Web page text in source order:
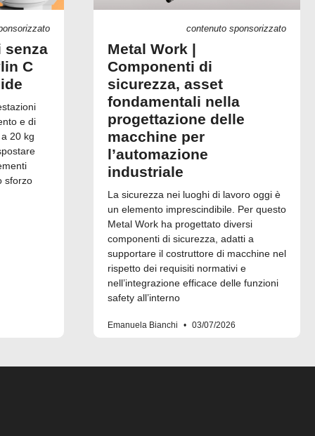
senza
C
e di
20 kg
sforzo
contenuto sponsorizzato
Metal Work |
Componenti di
sicurezza, asset
fondamentali nella
progettazione delle
macchine per
l’automazione
industriale
La sicurezza nei luoghi di lavoro oggi è
un elemento imprescindibile. Per questo
Metal Work ha progettato diversi
componenti di sicurezza, adatti a
supportare il costruttore di macchine nel
rispetto dei requisiti normativi e
nell’integrazione efficace delle funzioni
safety all’interno
Emanuela Bianchi 03/07/2026